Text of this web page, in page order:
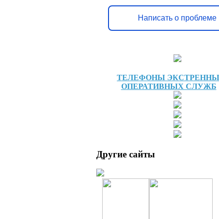
Написать о проблеме
ТЕЛЕФОНЫ
ОПЕРАТИВНЫХ СЛУЖБ
Другие сайты